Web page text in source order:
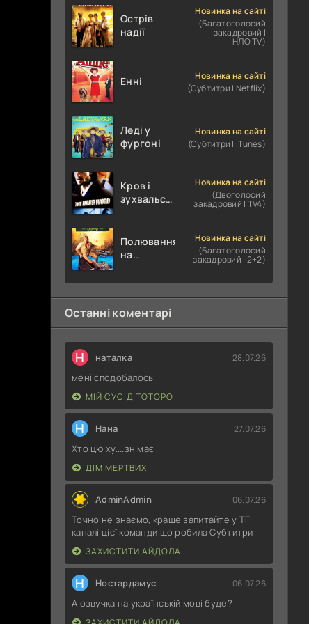
Острів
надії
Новинка на сайті
(Багатоголосий
закадровий |
НЛО.TV)
Енні
Новинка на сайті
(Субтитри | Netflix)
Леді у
фургоні
Новинка на сайті
(Субтитри | iTunes)
Кров і
зухвальство
Новинка на сайті
(Двоголосий
закадровий | TV4)
Полювання
на
Сутичка
Новинка на сайті
(Багатоголосий
закадровий | 2+2)
Останні коментарі
Н наталка 28.07.26
мені сподобалось
МІЙ СУСІД ТОТОРО
Н Нана 27.07.26
Хто цю ху....знімає
ДІМ МЕРТВИХ
AdminAdmin 06.07.26
Точно не знаємо, краще запитайте у ТГ
каналі цієї команди що робила Субтитри
ЗАХИСТИТИ АЙДОЛА
Н Ностардамус 06.07.26
А озвучка на українській мові буде?